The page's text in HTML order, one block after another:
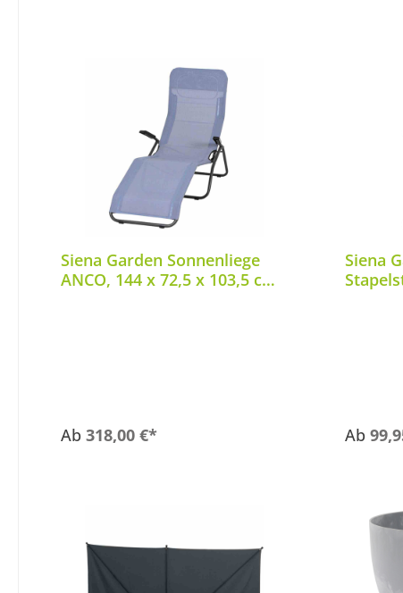
Siena Garden Sonnenliege
ANCO, 144 x 72,5 x 103,5 cm
Ab 318,00 €*
Siena
Ab